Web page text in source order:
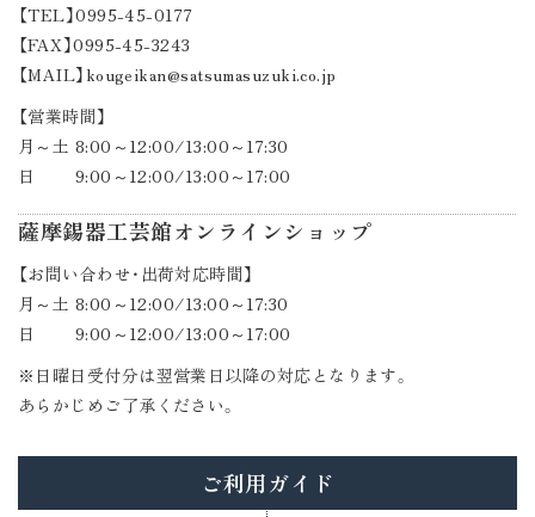
【TEL】0995-45-0177
【FAX】0995-45-3243
【MAIL】kougeikan@satsumasuzuki.co.jp
【営業時間】
月～土 8:00～12:00/13:00～17:30
日 9:00～12:00/13:00～17:00
薩摩錫器工芸館オンラインショップ
【お問い合わせ・出荷対応時間】
月～土 8:00～12:00/13:00～17:30
日 9:00～12:00/13:00～17:00
※日曜日受付分は翌営業日以降の対応となります。
あらかじめご了承ください。
ご利用ガイド